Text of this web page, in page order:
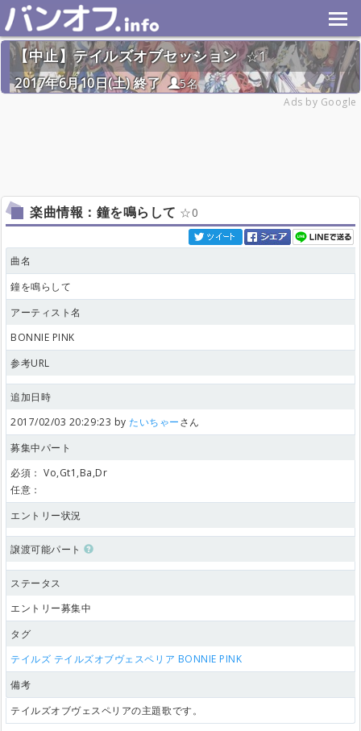
【中止】テイルズオブセッション
1
2017年6月10日(土) 終了
5名
Ads by Google
楽曲情報：鐘を鳴らして 0
曲名
鐘を鳴らして
アーティスト名
BONNIE PINK
参考URL
追加日時
2017/02/03 20:29:23 byたいちゃーさん
募集中パート
必須： Vo,Gt1,Ba,Dr
任意：
エントリー状況
譲渡可能パート
ステータス
エントリー募集中
タグ
テイルズ テイルズオブヴェスペリア BONNIE PINK
備考
テイルズオブヴェスペリアの主題歌です。